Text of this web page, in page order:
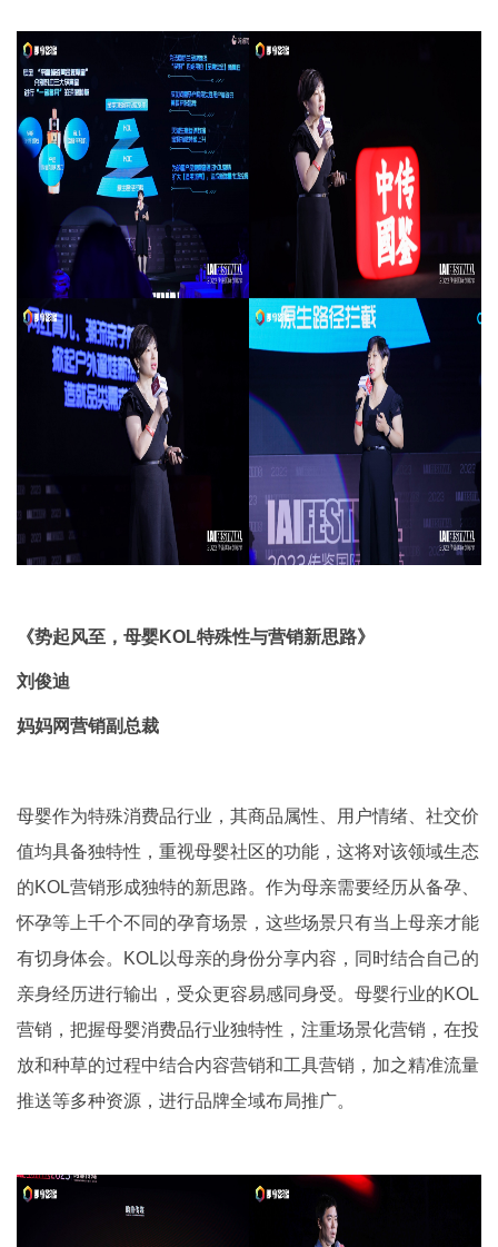
《势起风至，母婴KOL特殊性与营销新思路》
刘俊迪
妈妈网营销副总裁
母婴作为特殊消费品行业，其商品属性、用户情绪、社交价
值均具备独特性，重视母婴社区的功能，这将对该领域生态
的KOL营销形成独特的新思路。作为母亲需要经历从备孕、
怀孕等上千个不同的孕育场景，这些场景只有当上母亲才能
有切身体会。KOL以母亲的身份分享内容，同时结合自己的
亲身经历进行输出，受众更容易感同身受。母婴行业的KOL
营销，把握母婴消费品行业独特性，注重场景化营销，在投
放和种草的过程中结合内容营销和工具营销，加之精准流量
推送等多种资源，进行品牌全域布局推广。